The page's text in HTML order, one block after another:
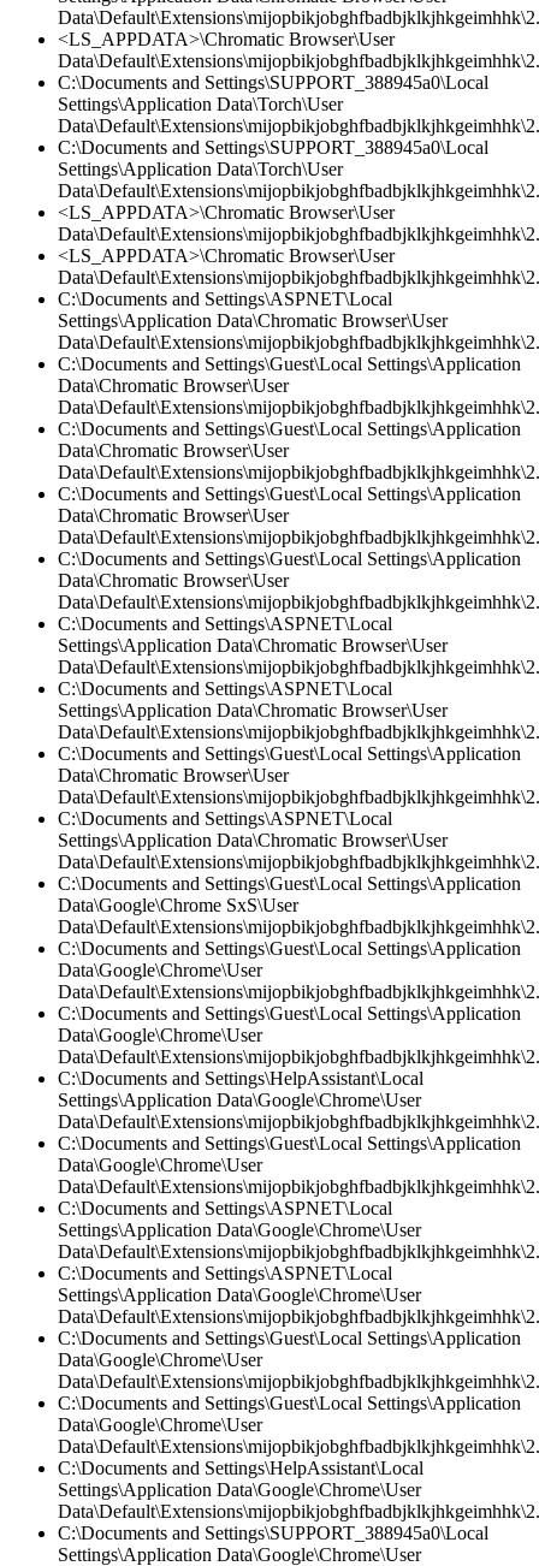
<LS_APPDATA>\Chromatic Browser\User
C:\Documents and Settings\SUPPORT_388945a0\Local
Settings\Application Data\Torch\User
C:\Documents and Settings\SUPPORT_388945a0\Local
Settings\Application Data\Torch\User
<LS_APPDATA>\Chromatic Browser\User
<LS_APPDATA>\Chromatic Browser\User
C:\Documents and Settings\ASPNET\Local
Settings\Application Data\Chromatic Browser\User
C:\Documents and Settings\Guest\Local Settings\Application
Data\Chromatic Browser\User
C:\Documents and Settings\Guest\Local Settings\Application
Data\Chromatic Browser\User
C:\Documents and Settings\Guest\Local Settings\Application
Data\Chromatic Browser\User
C:\Documents and Settings\Guest\Local Settings\Application
Data\Chromatic Browser\User
C:\Documents and Settings\ASPNET\Local
Settings\Application Data\Chromatic Browser\User
C:\Documents and Settings\ASPNET\Local
Settings\Application Data\Chromatic Browser\User
C:\Documents and Settings\Guest\Local Settings\Application
Data\Chromatic Browser\User
C:\Documents and Settings\ASPNET\Local
Settings\Application Data\Chromatic Browser\User
C:\Documents and Settings\Guest\Local Settings\Application
Data\Google\Chrome SxS\User
C:\Documents and Settings\Guest\Local Settings\Application
Data\Google\Chrome\User
C:\Documents and Settings\Guest\Local Settings\Application
Data\Google\Chrome\User
C:\Documents and Settings\HelpAssistant\Local
Settings\Application Data\Google\Chrome\User
C:\Documents and Settings\Guest\Local Settings\Application
Data\Google\Chrome\User
C:\Documents and Settings\ASPNET\Local
Settings\Application Data\Google\Chrome\User
C:\Documents and Settings\ASPNET\Local
Settings\Application Data\Google\Chrome\User
C:\Documents and Settings\Guest\Local Settings\Application
Data\Google\Chrome\User
C:\Documents and Settings\Guest\Local Settings\Application
Data\Google\Chrome\User
C:\Documents and Settings\HelpAssistant\Local
Settings\Application Data\Google\Chrome\User
C:\Documents and Settings\SUPPORT_388945a0\Local
Settings\Application Data\Google\Chrome\User